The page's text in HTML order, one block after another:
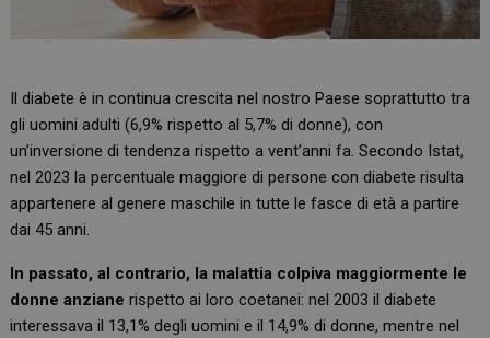
Il diabete è in continua crescita nel nostro Paese soprattutto tra
gli uomini adulti (6,9% rispetto al 5,7% di donne), con
un’inversione di tendenza rispetto a vent’anni fa. Secondo Istat,
nel 2023 la percentuale maggiore di persone con diabete risulta
appartenere al genere maschile in tutte le fasce di età a partire
dai 45 anni.
In passato, al contrario, la malattia colpiva maggiormente le
donne anziane rispetto ai loro coetanei: nel 2003 il diabete
interessava il 13,1% degli uomini e il 14,9% di donne, mentre nel